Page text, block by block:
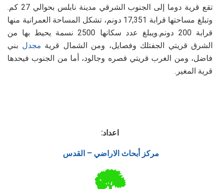
تقع قرية دوما إلى الجنوب الشرقي مدينة نابلس بحوالي 27 كم.
وتبلغ مساحتها قرابة 17,351 دونم، تشكل المساحة العمرانية منها
قرابة 200 دونم.ويبلغ عدد سكانها 2500 نسمة يحيط بها من
الشرق قريتي الجفتلك وفصايل، ومن الشمال قرية مجدل بني
فاضل، ومن الغرب قريتي قصره وجالود، أما من الجنوب فيحدها
قرية المغير.
اعداد:
مركز أبحاث الاراضي – القدس